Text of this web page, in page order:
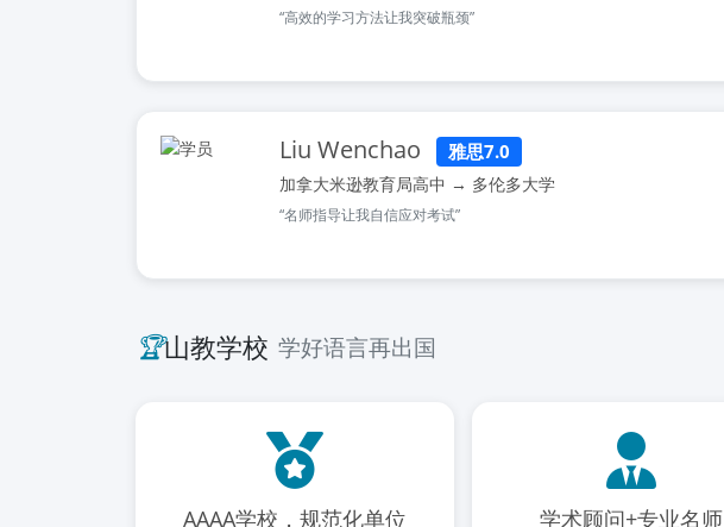
“高效的学习方法让我突破瓶颈”
Liu Wenchao 雅思7.0
加拿大米逊教育局高中 → 多伦多大学
“名师指导让我自信应对考试”
🏆山教学校 学好语言再出国
AAAA学校，规范化单位 学术顾问+专业名师